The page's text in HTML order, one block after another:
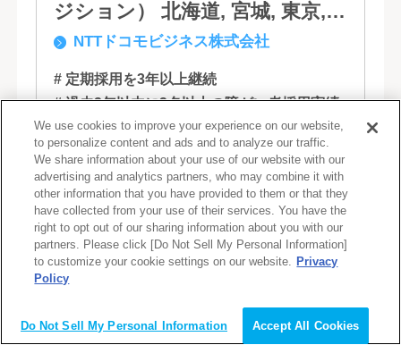
ジション） 北海道, 宮城, 東京,
石川, 愛知, 大阪, 広島, 香川, 福岡
NTTドコモビジネス株式会社
# 定期採用を3年以上継続
# 過去2年以内に3名以上の障がい者採用実績
# 障がい者社員が3年以上継続勤務している
# 障がい者社員の役職者がいる
# フルリモート# 在宅週2,3回程度
# 在宅勤務相談可
モバイルからサービス・ソリューションま
で事業領域をより拡大していくために、
モグループとして生まれ変わりました。 私
We use cookies to improve your experience on our website,
to personalize content and ads and to analyze our traffic.
We share information about your use of our website with our
advertising and analytics partners, who may combine it with
other information that you have provided to them or that they
have collected from your use of their services. You have the
right to opt out of our sharing information about you with our
partners. Please click [Do Not Sell My Personal Information]
to customize your cookie settings on our website. Privacy
Policy
Do Not Sell My Personal Information Accept All Cookies